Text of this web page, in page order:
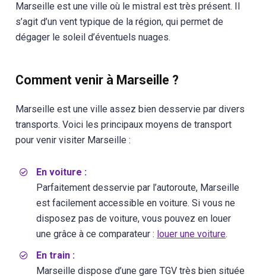
Marseille est une ville où le mistral est très présent. Il
s’agit d’un vent typique de la région, qui permet de
dégager le soleil d’éventuels nuages.
Comment venir à Marseille ?
Marseille est une ville assez bien desservie par divers
transports. Voici les principaux moyens de transport
pour venir visiter Marseille :
En voiture :
Parfaitement desservie par l’autoroute, Marseille
est facilement accessible en voiture. Si vous ne
disposez pas de voiture, vous pouvez en louer
une grâce à ce comparateur : louer une voiture.
En train :
Marseille dispose d’une gare TGV très bien située